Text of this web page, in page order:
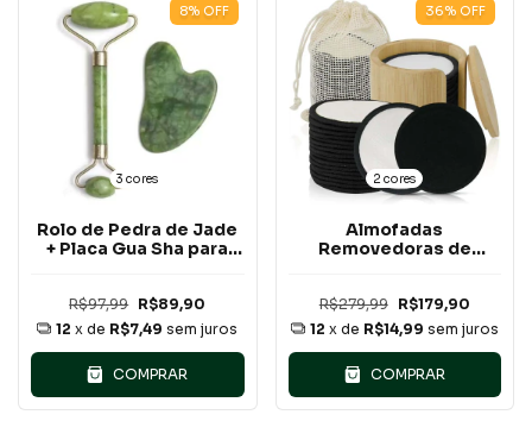
8% OFF
3 cores
Rolo de Pedra de Jade
+ Placa Gua Sha para
R$97,99 R$89,90
12 x de R$7,49 sem juros
COMPRAR
36% OFF
2 cores
Almofadas
Removedoras de
R$279,99
R$179,90
12 x de R$14,99 sem juros
COMPRAR